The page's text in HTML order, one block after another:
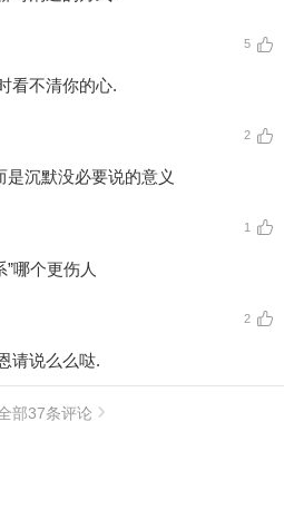
5
看不清你的心.
2
沉默没必要说的意义
1
”哪个更伤人
2
请说么么哒.
部37条评论